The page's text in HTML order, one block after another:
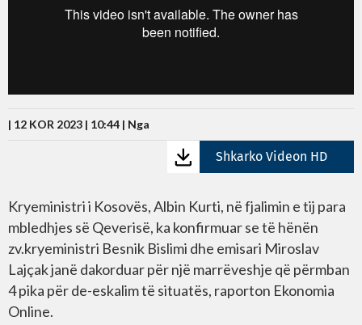
| 12 KOR 2023 | 10:44 | Nga
Shkarko Videon HD
Kryeministri i Kosovës, Albin Kurti, në fjalimin e tij para
mbledhjes së Qeverisë, ka konfirmuar se të hënën
zv.kryeministri Besnik Bislimi dhe emisari Miroslav
Lajçak janë dakorduar për një marrëveshje që përmban
4 pika për de-eskalim të situatës, raporton Ekonomia
Online.